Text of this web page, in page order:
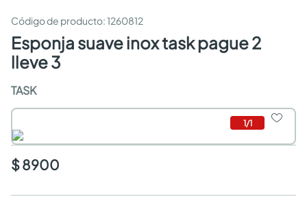
:1260812
esponja suave inox task pague 2
lleve 3
TASK
1/1
$ 8900
sanitarios
comedor
escritorio
armarios closet
comedores